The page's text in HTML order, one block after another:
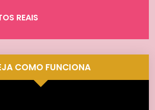
REAIS
COMO FUNCIONA